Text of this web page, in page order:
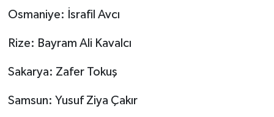
Osmaniye: İsrafil Avcı
Rize: Bayram Ali Kavalcı
Sakarya: Zafer Tokuş
Samsun: Yusuf Ziya Çakır